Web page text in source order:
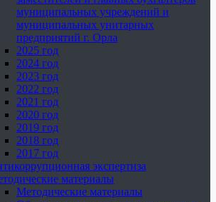
муниципальных учреждений и
муниципальных унитарных
предприятий г. Орла
2025 год
2024 год
2023 год
2022 год
2021 год
2020 год
2019 год
2018 год
2017 год
экспертиза
материалы
Методические материалы